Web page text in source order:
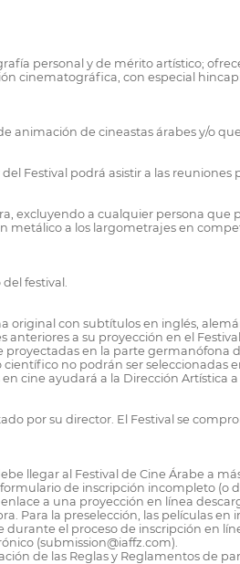
personal y de mérito artístico;
cinematográfica, con especial
de cineastas árabes y/o
Festival podrá asistir a las
excluyendo a cualquier persona
metálico a los largometrajes en
festival.
original con subtítulos en inglés,
a su proyección en el Festival.
en la parte germanófona
no podrán ser seleccionadas
ayudará a la Dirección Artística a
por su director. El Festival se
llegar al Festival de Cine Árabe a
de inscripción incompleto
a una proyección en línea
Para la preselección, las películas en
el proceso de inscripción en
(submission@iaffz.com).
de las Reglas y Reglamentos de